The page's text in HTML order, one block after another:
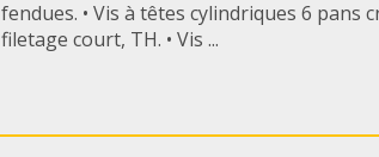
Nous disposons
fixation comme la
l'accastillage pour
fendues. • Vis à têtes cylindriques 6 pans
filetage court, TH. • Vis ...